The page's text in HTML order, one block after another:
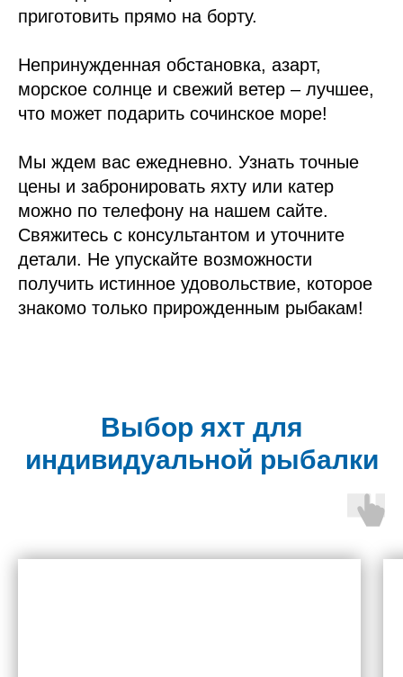
приготовить прямо на борту.
Непринужденная обстановка, азарт,
морское солнце и свежий ветер – лучшее,
что может подарить сочинское море!
Мы ждем вас ежедневно. Узнать точные
цены и забронировать яхту или катер
можно по телефону на нашем сайте.
Свяжитесь с консультантом и уточните
детали. Не упускайте возможности
получить истинное удовольствие, которое
знакомо только прирожденным рыбакам!
Выбор яхт для
индивидуальной рыбалки